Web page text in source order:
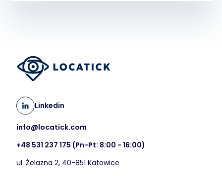
Linkedin
info@locatick.com
+48 531 237 175 (Pn-Pt: 8:00 - 16:00)
ul. Żelazna 2, 40-851 Katowice